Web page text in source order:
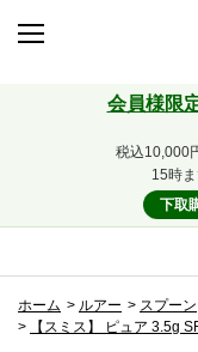
会員様限
税込10,000
15時
下取
ホーム > ルアー > スプーン
>
【スミス】 ピュア 3.5g